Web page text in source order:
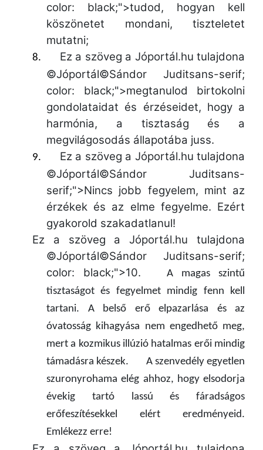
color: black;">tudod, hogyan kell
köszönetet mondani, tiszteletet
mutatni;
8.
Ez a szöveg a Jóportál.hu tulajdona
©Jóportál©Sándor Juditsans-serif;
color: black;">megtanulod birtokolni
gondolataidat és érzéseidet, hogy a
harmónia, a tisztaság és a
megvilágosodás állapotába juss.
9.
Ez a szöveg a Jóportál.hu tulajdona
©Jóportál©Sándor Juditsans-
serif;">Nincs jobb fegyelem, mint az
érzékek és az elme fegyelme. Ezért
gyakorold szakadatlanul!
Ez a szöveg a Jóportál.hu tulajdona
©Jóportál©Sándor Juditsans-serif;
color: black;">10.
A magas szintű
tisztaságot és fegyelmet mindig fenn kell
tartani. A belső erő elpazarlása és az
óvatosság kihagyása nem engedhető meg,
mert a kozmikus illúzió hatalmas erői mindig
támadásra készek.
A szenvedély egyetlen
szuronyrohama elég ahhoz, hogy elsodorja
évekig tartó lassú és fáradságos
erőfeszítésekkel elért eredményeid.
Emlékezz erre!